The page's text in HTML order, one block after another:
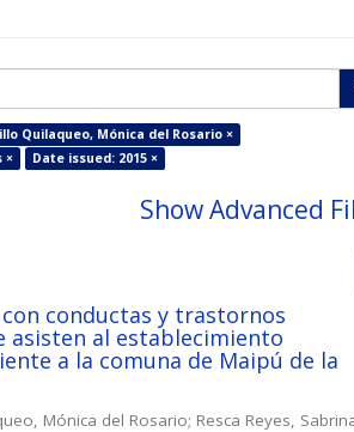
Quilaqueo, Mónica del Rosario ×
× Date issued: 2015 ×
Show Advanced
conductas y trastornos
asisten al establecimiento
a la comuna de Maipú de la
Mónica del Rosario; Resca Reyes,